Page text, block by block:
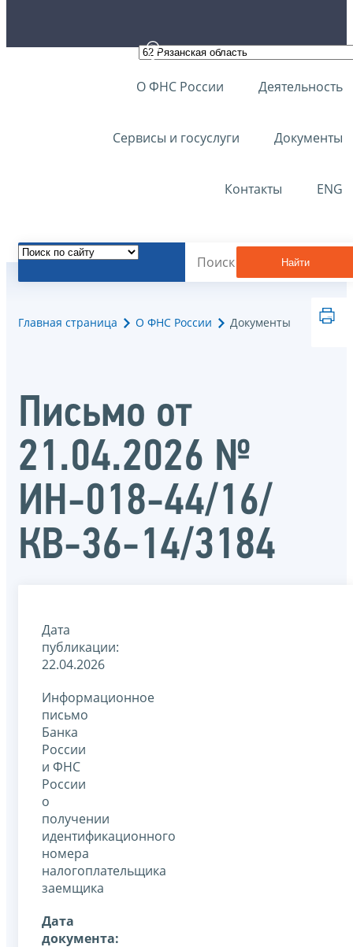
О ФНС России Деятельность
Сервисы и госуслуги Документы
Контакты ENG
Найти
Главная страница О ФНС России Документы
Письмо от
21.04.2026 №
ИН-018-44/16/
КВ-36-14/3184
Дата
публикации:
22.04.2026
Информационное
письмо
Банка
России
и ФНС
России
о
получении
идентификационного
номера
налогоплательщика
заемщика
Дата
документа: